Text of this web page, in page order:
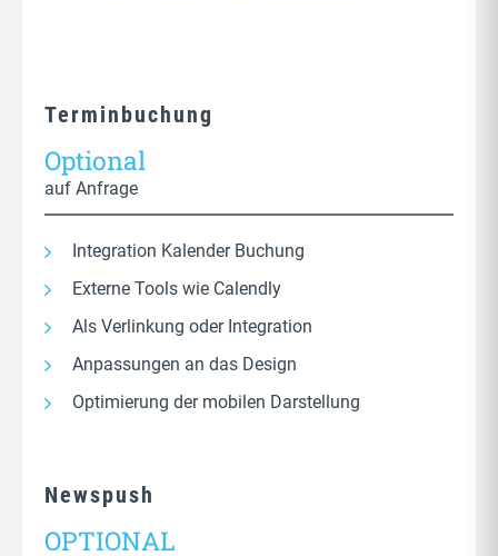
HTTP und URL Übersicht
Regelmäßige Berichte
Sicherung und Wiederherstellung der
LazyLoad für Bilder, Frames und Videos
Minimierung von CSS Dateien und Skripten
Terminbuchung
Optional
auf Anfrage
Integration Kalender Buchung
Externe Tools wie Calendly
Als Verlinkung oder Integration
Anpassungen an das Design
Optimierung der mobilen Darstellung
Newspush
OPTIONAL